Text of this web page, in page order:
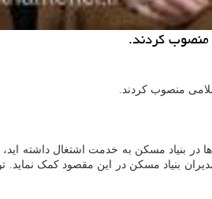
منصوب كردند.
منصوب کردند.
بنیاد مسکن به خدمت اشتغال داشته اید،
بنیاد مسکن در این مقصود کمک نماید.